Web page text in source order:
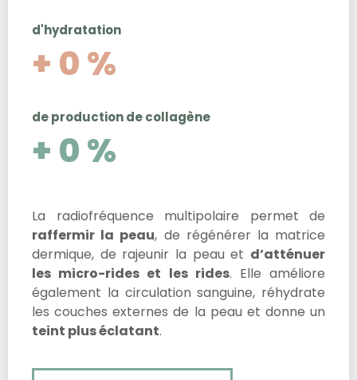
d'hydratation
+ 0%
de production de collagène
+ 0%
La radiofréquence multipolaire permet de
raffermir la peau, de régénérer la matrice
dermique, de rajeunir la peau et d’atténuer
les micro-rides et les rides. Elle améliore
également la circulation sanguine, réhydrate
les couches externes de la peau et donne un
teint plus éclatant.